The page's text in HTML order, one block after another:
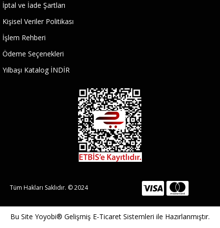
İptal ve İade Şartları
Kişisel Veriler Politikası
İşlem Rehberi
Ödeme Seçenekleri
Yılbaşı Katalog İNDİR
Tüm Hakları Saklıdır. © 2024
Bu Site Yoyobi® Gelişmiş E-Ticaret Sistemleri ile Hazırlanmıştır.